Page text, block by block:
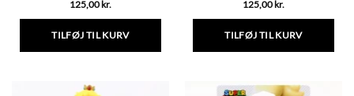
125,00 kr.
TILFØJ TIL KURV
125,00 kr.
TILFØJ TIL KURV